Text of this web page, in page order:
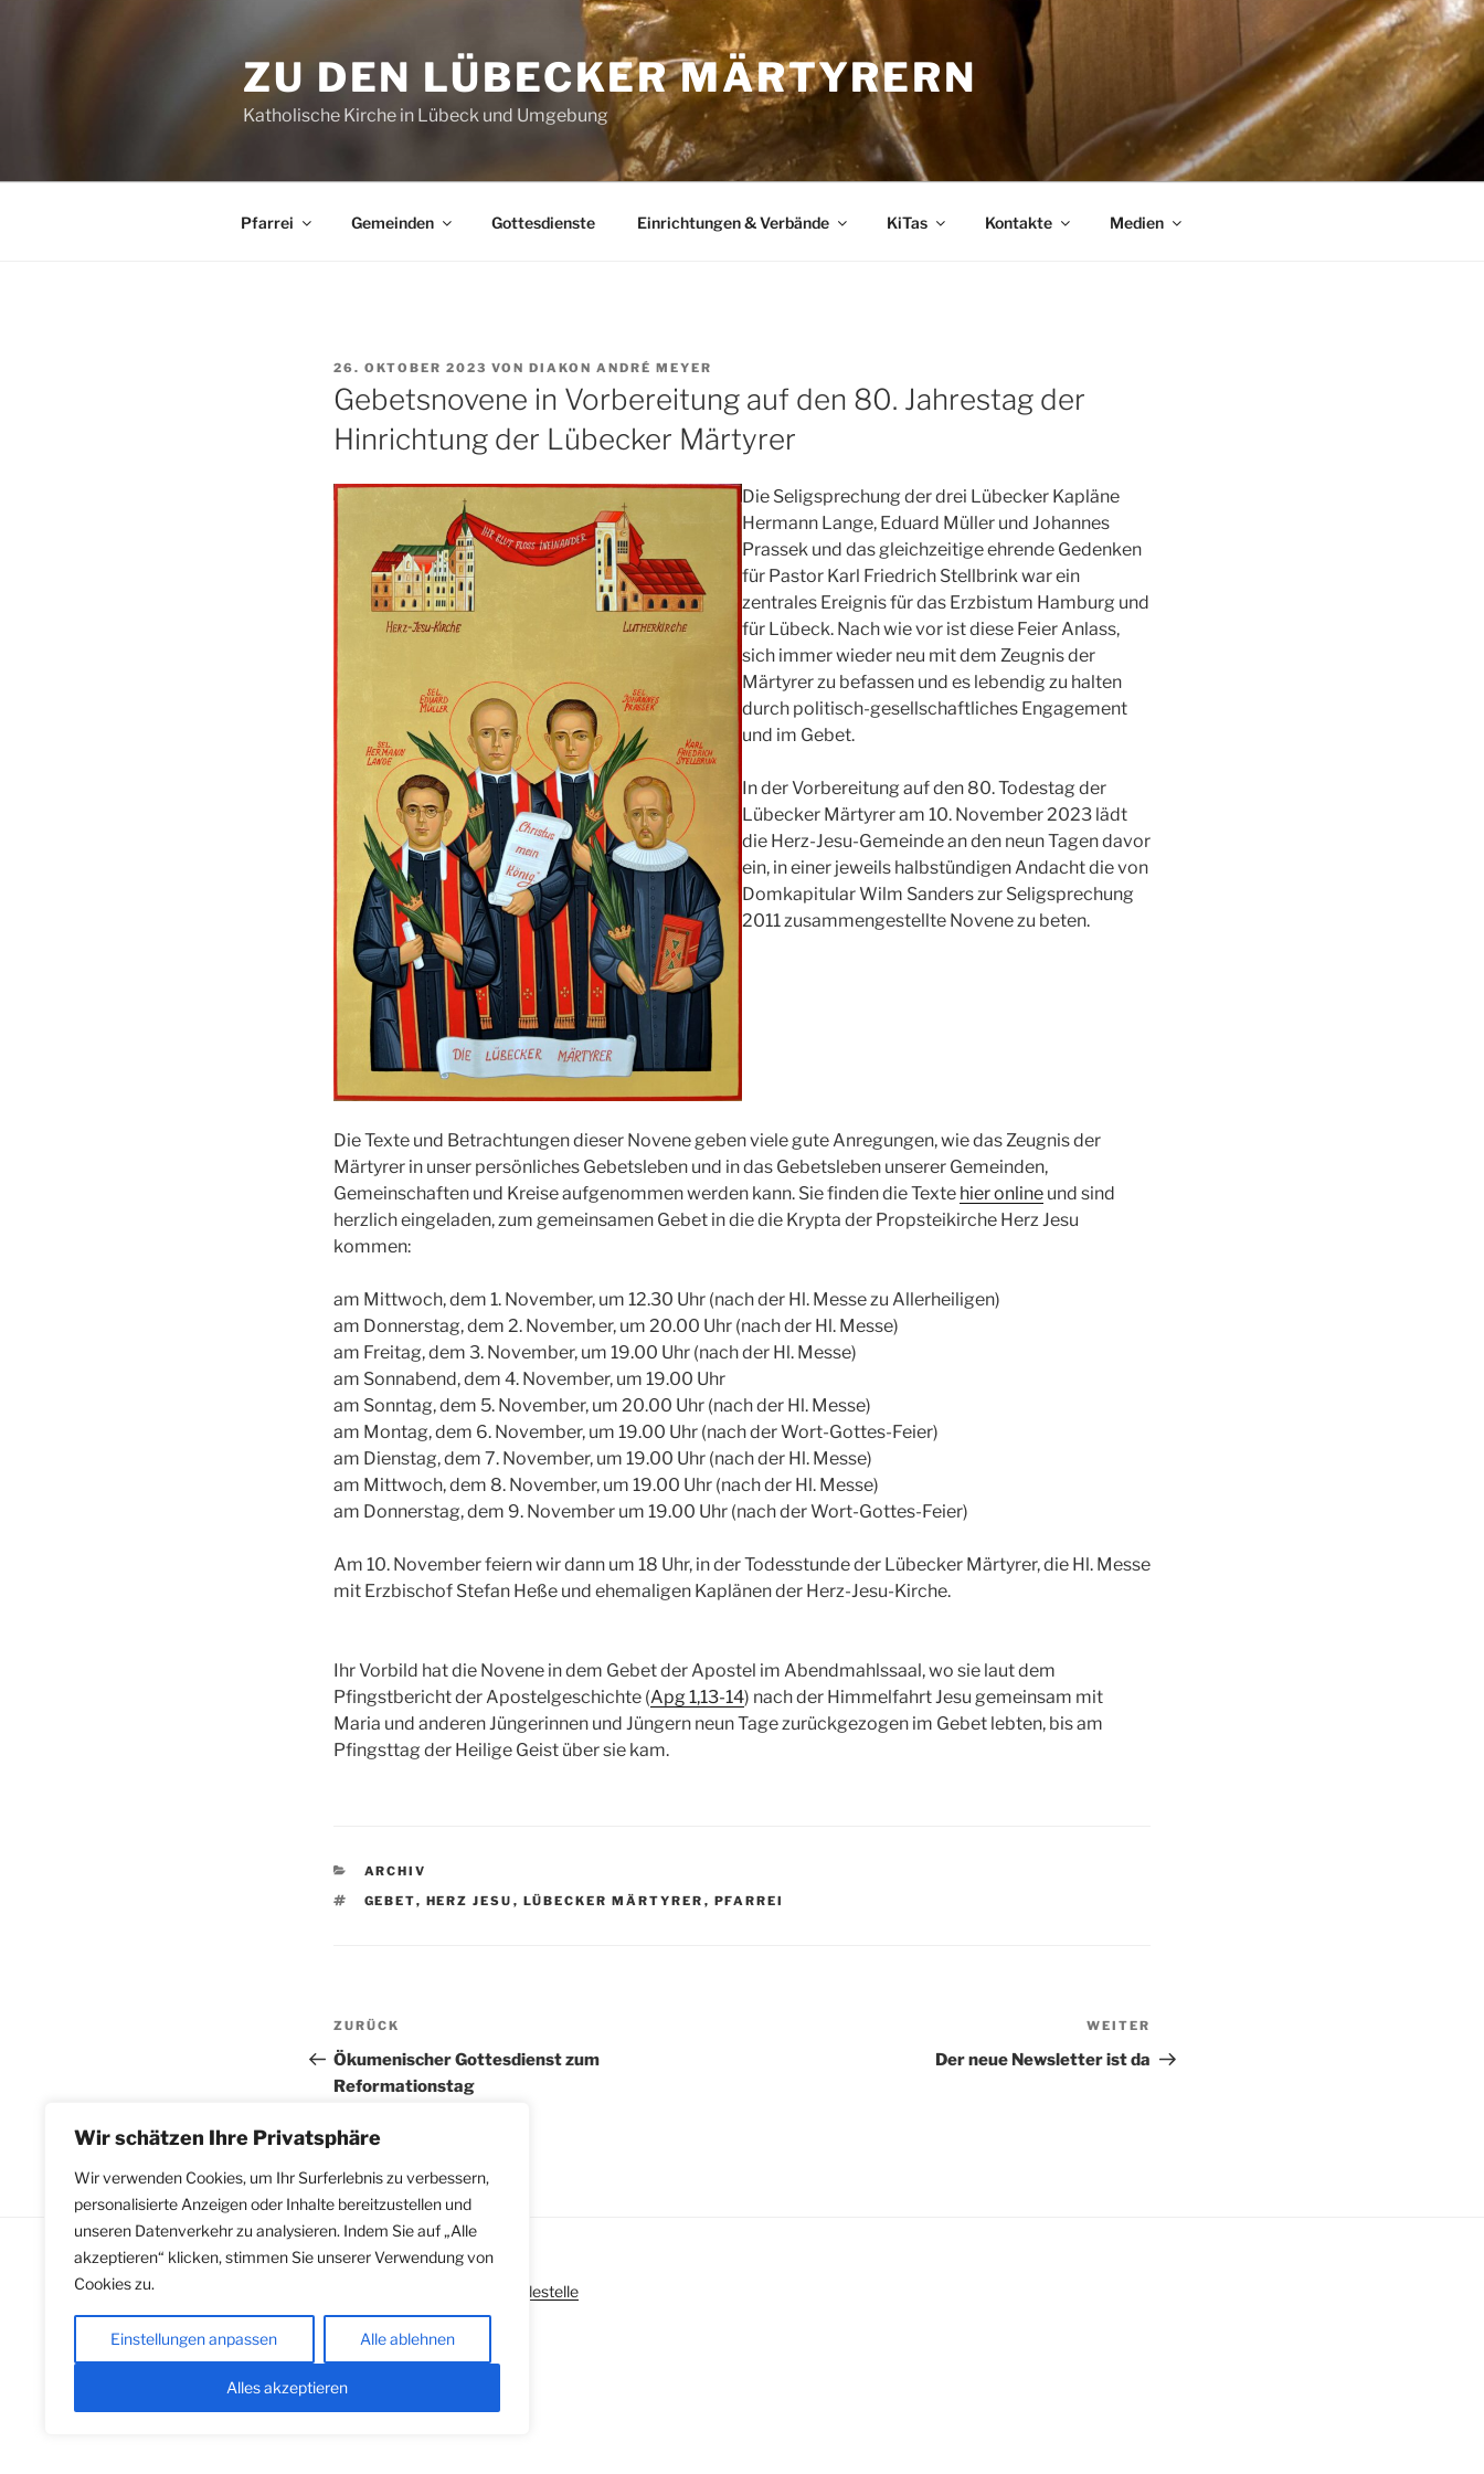
Wir schätzen Ihre Privatsphäre
Wir verwenden Cookies, um Ihr Surferlebnis zu verbessern,
personalisierte Anzeigen oder Inhalte bereitzustellen und
unseren Datenverkehr zu analysieren. Indem Sie auf „Alle
akzeptieren“ klicken, stimmen Sie unserer Verwendung von
Cookies zu.
Einstellungen anpassen Alle ablehnen
Alles akzeptieren
ZU DEN LÜBECKER MÄRTYRERN
Katholische Kirche in Lübeck und Umgebung
Pfarrei Gemeinden Gottesdienste Einrichtungen & Verbände KiTas Kontakte Medien
VERÖFFENTLICHT
AM
26. OKTOBER 2023 VON DIAKON ANDRÉ MEYER
Gebetsnovene in Vorbereitung auf den 80. Jahrestag der
Hinrichtung der Lübecker Märtyrer
Die Seligsprechung der drei Lübecker Kapläne
Hermann Lange, Eduard Müller und Johannes
Prassek und das gleichzeitige ehrende Gedenken
für Pastor Karl Friedrich Stellbrink war ein
zentrales Ereignis für das Erzbistum Hamburg und
für Lübeck. Nach wie vor ist diese Feier Anlass,
sich immer wieder neu mit dem Zeugnis der
Märtyrer zu befassen und es lebendig zu halten
durch politisch-gesellschaftliches Engagement
und im Gebet.
In der Vorbereitung auf den 80. Todestag der
Lübecker Märtyrer am 10. November 2023 lädt
die Herz-Jesu-Gemeinde an den neun Tagen davor
ein, in einer jeweils halbstündigen Andacht die von
Domkapitular Wilm Sanders zur Seligsprechung
2011 zusammengestellte Novene zu beten.
Die Texte und Betrachtungen dieser Novene geben viele gute Anregungen, wie das Zeugnis der
Märtyrer in unser persönliches Gebetsleben und in das Gebetsleben unserer Gemeinden,
Gemeinschaften und Kreise aufgenommen werden kann. Sie finden die Texte hier online und sind
herzlich eingeladen, zum gemeinsamen Gebet in die die Krypta der Propsteikirche Herz Jesu
kommen:
am Mittwoch, dem 1. November, um 12.30 Uhr (nach der Hl. Messe zu Allerheiligen)
am Donnerstag, dem 2. November, um 20.00 Uhr (nach der Hl. Messe)
am Freitag, dem 3. November, um 19.00 Uhr (nach der Hl. Messe)
am Sonnabend, dem 4. November, um 19.00 Uhr
am Sonntag, dem 5. November, um 20.00 Uhr (nach der Hl. Messe)
am Montag, dem 6. November, um 19.00 Uhr (nach der Wort-Gottes-Feier)
am Dienstag, dem 7. November, um 19.00 Uhr (nach der Hl. Messe)
am Mittwoch, dem 8. November, um 19.00 Uhr (nach der Hl. Messe)
am Donnerstag, dem 9. November um 19.00 Uhr (nach der Wort-Gottes-Feier)
Am 10. November feiern wir dann um 18 Uhr, in der Todesstunde der Lübecker Märtyrer, die Hl. Messe
mit Erzbischof Stefan Heße und ehemaligen Kaplänen der Herz-Jesu-Kirche.
Ihr Vorbild hat die Novene in dem Gebet der Apostel im Abendmahlssaal, wo sie laut dem
Pfingstbericht der Apostelgeschichte (Apg 1,13-14) nach der Himmelfahrt Jesu gemeinsam mit
Maria und anderen Jüngerinnen und Jüngern neun Tage zurückgezogen im Gebet lebten, bis am
Pfingsttag der Heilige Geist über sie kam.
KATEGORIEN
ARCHIV
SCHLAGWÖRTER
GEBET, HERZ JESU , LÜBECKER MÄRTYRER , PFARREI
Beitragsnavigation
Vorheriger
Beitrag
ZURÜCK
Ökumenischer Gottesdienst zum
Reformationstag
Beitrag
WEITER
Der neue Newsletter ist da
Meldestelle
gemäß Hinweisgeberschutzgesetz